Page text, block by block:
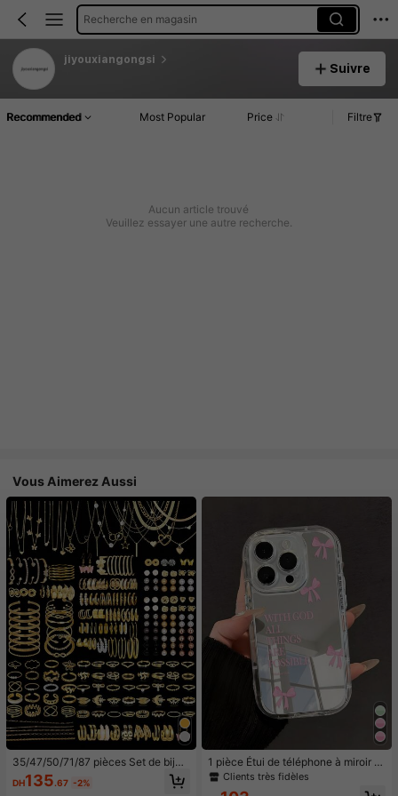
Recherche en magasin
jiyouxiangongsi
Suivre
Recommended Most Popular Price Filtre
Aucun article trouvé
Veuillez essayer une autre recherche.
Vous Aimerez Aussi
35/47/50/71/87 pièces Set de bijou
x style bohème, comprenant des bo
ucles d'oreilles, colliers, bagues, br
DH135.67 -2%
1 pièce Étui de téléphone à miroir ro
se minimaliste, style fille avec motif
Clients très fidèles